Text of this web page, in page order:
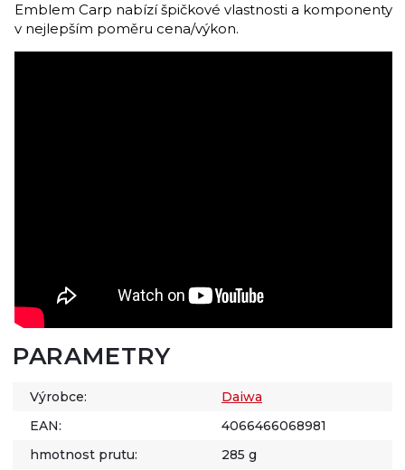
Emblem Carp nabízí špičkové vlastnosti a komponenty
v nejlepším poměru cena/výkon.
PARAMETRY
Výrobce:
Daiwa
EAN:
4066466068981
hmotnost prutu:
285 g